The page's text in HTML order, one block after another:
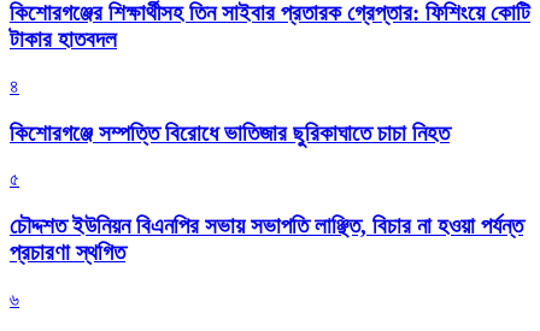
কিশোরগঞ্জের শিক্ষার্থীসহ তিন সাইবার প্রতারক গ্রেপ্তার: ফিশিংয়ে কোটি
টাকার হাতবদল
৪
কিশোরগঞ্জে সম্পত্তি বিরোধে ভাতিজার ছুরিকাঘাতে চাচা নিহত
৫
চৌদ্দশত ইউনিয়ন বিএনপির সভায় সভাপতি লাঞ্ছিত, বিচার না হওয়া পর্যন্ত
প্রচারণা স্থগিত
৬